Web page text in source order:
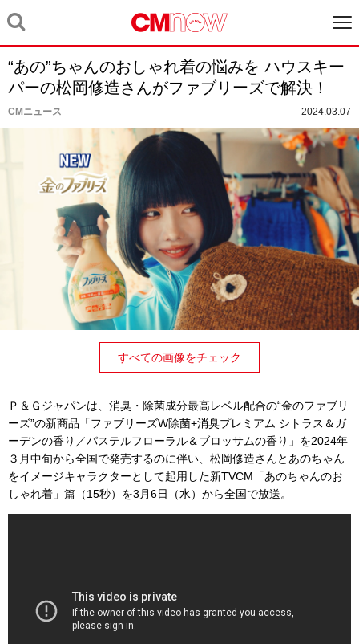
“あの”ちゃんのおしゃれ着の悩みを ハウスキー
パーの松岡修造さんがファブリーズで解決！
CMニュース 2024.03.07
すべての画像をチェック
Ｐ＆Ｇジャパンは、消臭・除菌成分最高レベル配合の“金のファブリ
ーズ”の新商品「ファブリーズW除菌+消臭プレミアム シトラス＆ガ
ーデンの香り／パステルフローラル＆ブロッサムの香り」を2024年
３月中旬から全国で発売するのに伴い、松岡修造さんとあのちゃん
をイメージキャラクターとして起用した新TVCM「あのちゃんのお
しゃれ着」篇（15秒）を3月6日（水）から全国で放送。